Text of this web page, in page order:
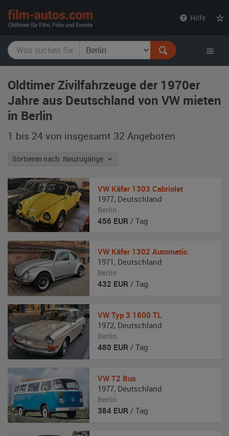
Hilfe
Oldtimer Zivilfahrzeuge der 1970er
Jahre aus Deutschland von VW mieten
in Berlin
1 bis 24 von insgesamt 32 Angeboten
Sortieren nach: Neuzugänge
VW Käfer 1303 Cabriolet
1977, Deutschland
Berlin
456 EUR / Tag
VW Käfer 1302 Automatic
1971 , Deutschland
Berlin
432 EUR / Tag
VW Typ 3 1600 TL
1972, Deutschland
Berlin
480 EUR / Tag
VW T2 Bus
1977, Deutschland
Berlin
384 EUR / Tag